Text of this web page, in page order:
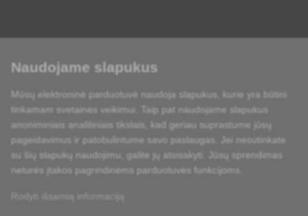
Visada suteiksime jums ekspertų patarimų
Skundai išnagrinėjami per 24 val
Pristatymas per 24 h nuo pirmadienio iki penktadienio
Naudojame slapukus
Mūsų elektroninė parduotuvė naudoja slapukus, kurie yra būtini
tinkamam svetainės veikimui. Taip pat naudojame slapukus
anoniminiais analitiniais tikslais, kad geriau suprastume jūsų
pageidavimus ir patobulintume savo paslaugas. Jei nesutinkate
su šių slapukų naudojimu, galite jų atsisakyti. Jūsų sprendimas
neturės įtakos pagrindinėms parduotuvės funkcijoms.
Rodyti išsamią informaciją